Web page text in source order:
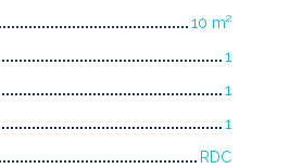
10 m²
1
1
1
RDC